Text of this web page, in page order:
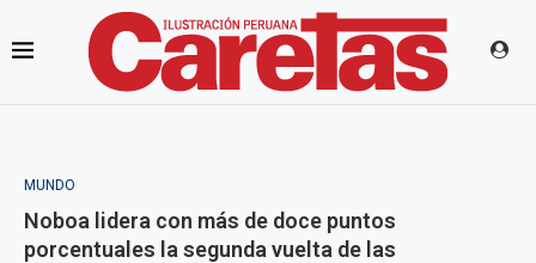
MUNDO
Noboa lidera con más de doce puntos
porcentuales la segunda vuelta de las